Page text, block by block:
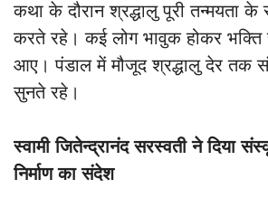
कथा के दौरान श्रद्धालु पूरी तन्मयता
करते रहे। कई लोग भावुक होकर
आए। पंडाल में मौजूद श्रद्धालु देर तक
सुनते रहे।
स्वामी जितेन्द्रानंद सरस्वती ने दिया
निर्माण का संदेश